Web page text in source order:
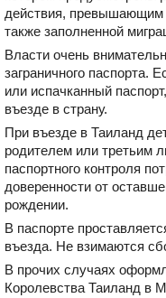
действия, превышающим
также заполненной
Власти очень
заграничного паспорта.
или испачканный
въезде в страну.
При въезде в Таиланд
родителем или третьим
паспортного контроля
доверенности от
рождении.
В паспорте
въезда. Не взимаются
В прочих случаях
Королевства Таиланд в